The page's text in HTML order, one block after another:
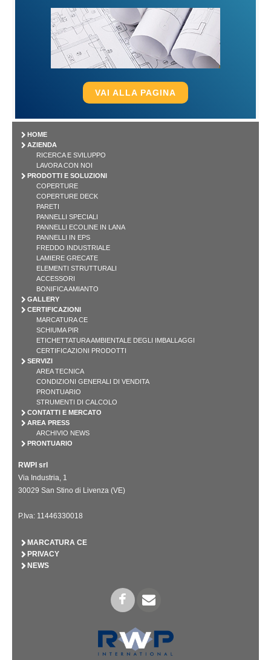
VAI ALLA PAGINA
HOME
AZIENDA
RICERCA E SVILUPPO
LAVORA CON NOI
PRODOTTI E SOLUZIONI
COPERTURE
COPERTURE DECK
PARETI
PANNELLI SPECIALI
PANNELLI ECOLINE IN LANA
PANNELLI IN EPS
FREDDO INDUSTRIALE
LAMIERE GRECATE
ELEMENTI STRUTTURALI
ACCESSORI
BONIFICA AMIANTO
GALLERY
CERTIFICAZIONI
MARCATURA CE
SCHIUMA PIR
ETICHETTATURA AMBIENTALE DEGLI IMBALLAGGI
CERTIFICAZIONI PRODOTTI
SERVIZI
AREA TECNICA
CONDIZIONI GENERALI DI VENDITA
PRONTUARIO
STRUMENTI DI CALCOLO
CONTATTI E MERCATO
AREA PRESS
ARCHIVIO NEWS
PRONTUARIO
RWPI srl
Via Industria, 1
30029 San Stino di Livenza (VE)
P.Iva: 11446330018
MARCATURA CE
PRIVACY
NEWS